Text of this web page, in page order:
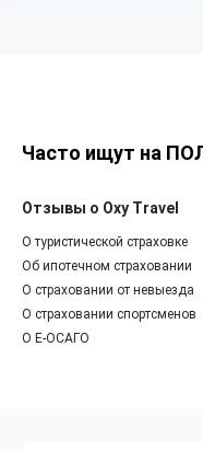
Часто ищут на
Отзывы о Oxy Travel
О туристической страховке
Об ипотечном страховании
О страховании от невыезда
О страховании спортсменов
О Е-ОСАГО